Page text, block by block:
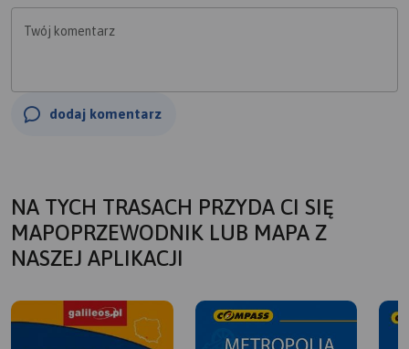
Twój komentarz
dodaj komentarz
NA TYCH TRASACH PRZYDA CI SIĘ
MAPOPRZEWODNIK LUB MAPA Z
NASZEJ APLIKACJI